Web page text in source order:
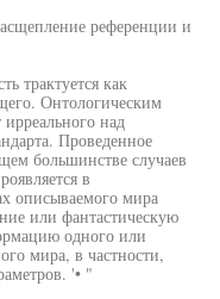
референции и
трактуется как
Онтологическим
над
Проведенное
большинстве случаев
в
описываемого мира
или фантастическую
одного или
мира, в частности,
'• "